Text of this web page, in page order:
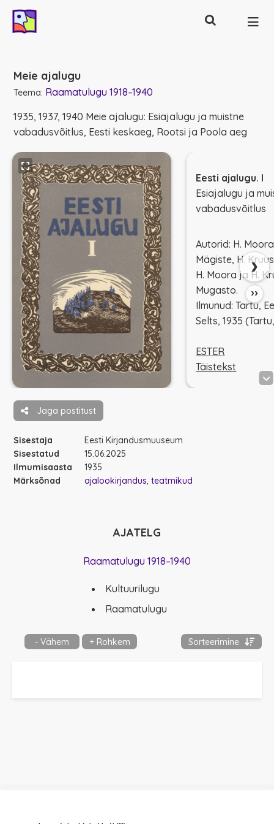
Otsing
Meie ajalugu
Teema: Raamatulugu 1918–1940
1935, 1937, 1940 Meie ajalugu: Esiajalugu ja muistne
vabadusvõitlus, Eesti keskaeg, Rootsi ja Poola aeg
Eesti ajalugu. I
Esiajalugu ja
vabadusvõitlus
Autorid: H.
Mägiste, H.
H. Moora ja H.
Mugasto.
Ilmunud: Tartu,
Selts, 1935
ESTER
Täistekst
››
›
Jaga postitust
Sisestaja
Eesti Kirjandusmuuseum
Sisestatud
15.06.2025
Ilmumisaasta
1935
Märksõnad
ajalookirjandus teatmikud
AJATELG
Raamatulugu 1918–1940
Kultuurilugu
Raamatulugu
- Vähem + Rohkem Sorteerimine